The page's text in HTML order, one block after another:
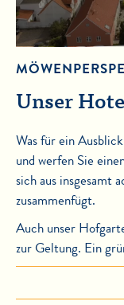
Unser
Was für ein
und werfen Sie
sich aus insgesamt
zusammenfügt.
Auch unser
zur Geltung. Ein